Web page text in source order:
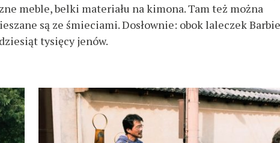
meble, belki materiału na kimona. Tam też można
są ze śmieciami. Dosłownie: obok laleczek Barbie
tysięcy jenów.